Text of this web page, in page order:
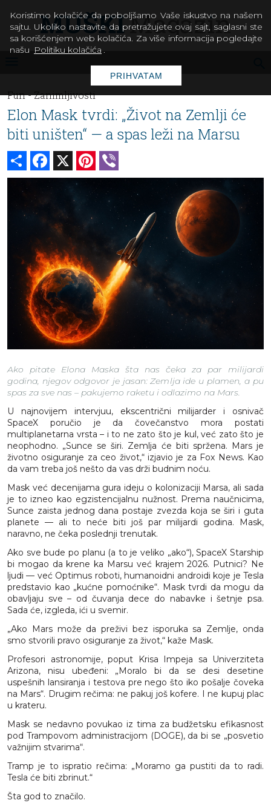
Fun -Zanimljivosti
Elon Mask tvrdi: „Život na Zemlji će
biti uništen“ — a spas leži na Marsu
Share Facebook Pinterest
Ako pitate Elona Maska šta nas čeka za par milijardi
godina, njegov odgovor je jasan: Zemlja ide u plamen, a pu
spas za sve nas – pakujemo raketu i odlazimo na Mars.
U najnovijem intervjuu, ekscentrični milijarder i osnivač
SpaceX poručio je da čovečanstvo mora postati
multiplanetarna vrsta – i to ne zato što je kul, već zato što je
neophodno. „Sunce se širi. Zemlja će biti spržena. Mars je
životno osiguranje za ceo život,“ izjavio je za Fox News. Kao
da vam treba još nešto da vas drži budnim noću.
Mask već decenijama gura ideju o kolonizaciji Marsa, ali sada
je to izneo kao egzistencijalnu nužnost. Prema naučnicima,
Sunce zaista jednog dana postaje zvezda koja se širi i guta
planete — ali to neće biti još par milijardi godina. Mask,
naravno, ne čeka poslednji trenutak.
Ako sve bude po planu (a to je veliko „ako“), SpaceX Starship
bi mogao da krene ka Marsu već krajem 2026. Putnici? Ne
ljudi — već Optimus roboti, humanoidni androidi koje je Tesla
predstavio kao „kućne pomoćnike“. Mask tvrdi da mogu da
obavljaju sve – od čuvanja dece do nabavke i šetnje psa.
Sada će, izgleda, ići u svemir.
„Ako Mars može da preživi bez isporuka sa Zemlje, onda
smo stvorili pravo osiguranje za život,“ kaže Mask.
Profesori astronomije, poput Krisa Impeja sa Univerziteta
Arizona, nisu ubeđeni: „Moralo bi da se desi desetine
uspešnih lansiranja i testova pre nego što iko pošalje čoveka
na Mars“. Drugim rečima: ne pakuj još kofere. I ne kupuj plac
u krateru.
Mask se nedavno povukao iz tima za budžetsku efikasnost
pod Trampovom administracijom (DOGE), da bi se „posvetio
važnijim stvarima“.
Tramp je to ispratio rečima: „Moramo ga pustiti da to radi.
Tesla će biti zbrinut.“
Šta god to značilo.
Koristimo kolačiće da poboljšamo Vaše iskustvo na našem
sajtu. Ukoliko nastavite da pretražujete ovaj sajt, saglasni ste
sa korišćenjem web kolačića. Za više informacija pogledajte
našu Politiku kolačića .
PRIHVATAM